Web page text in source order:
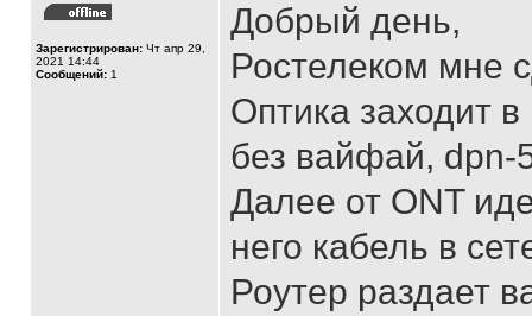
Зарегистрирован: Чт апр 29,
2021 14:44
Сообщений: 1
Добрый день,
Ростелеком мне
Оптика заходит в
без вайфай, dpn-
Далее от ONT
него кабель в
Роутер раздает